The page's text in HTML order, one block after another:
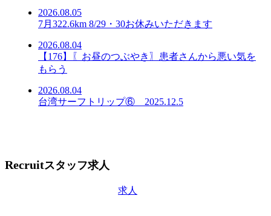
2026.08.05
7月322.6km 8/29・30お休みいただきます
2026.08.04
【176】〖お昼のつぶやき〗患者さんから悪い気を
もらう
2026.08.04
台湾サーフトリップ⑥ 2025.12.5
Recruitスタッフ求人
求人